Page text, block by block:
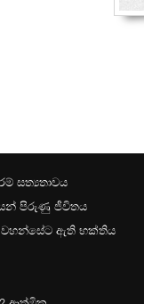
සත්‍යතාවය
පිරුණු ජීවිතය
වහන්සේට ඇති භක්තිය